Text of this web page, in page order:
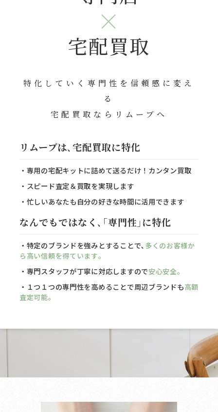
×
宅配買取
特化していく専門性を信頼感に変え
る
宅配買取ならリムーブへ
リムーブは､宅配買取に特化
・専用の宅配キットに詰めて送るだけ！カンタン買取
・スピード査定＆買取を実現します
・忙しいあなたも自分の好きな時間に活用できます
なんでもではなく､｢専門性｣に特化
・特定のブランドを強みとすることで､ 多くのお客様か
ら高い信頼を得ています｡
・専門スタッフが丁寧に対応しますので安心安全。
・１つ１つの専門性を高めることで周辺ブランドも高額
査定可能。